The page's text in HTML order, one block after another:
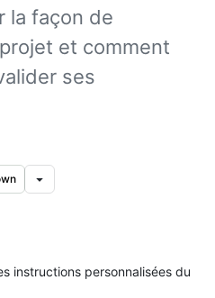
la façon de
et comment
ses
instructions personnalisées du